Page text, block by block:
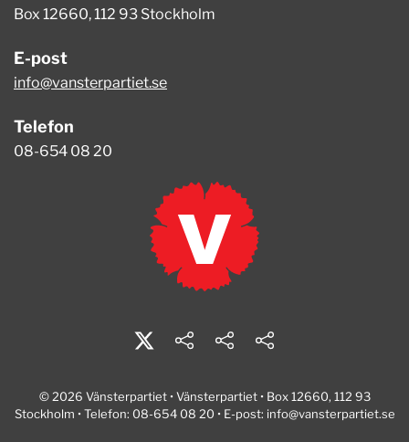
Box 12660, 112 93 Stockholm
E-post
info@vansterpartiet.se
Telefon
08-654 08 20
© 2026 Vänsterpartiet • Vänsterpartiet • Box 12660, 112 93
Stockholm • Telefon: 08-654 08 20 • E-post: info@vansterpartiet.se